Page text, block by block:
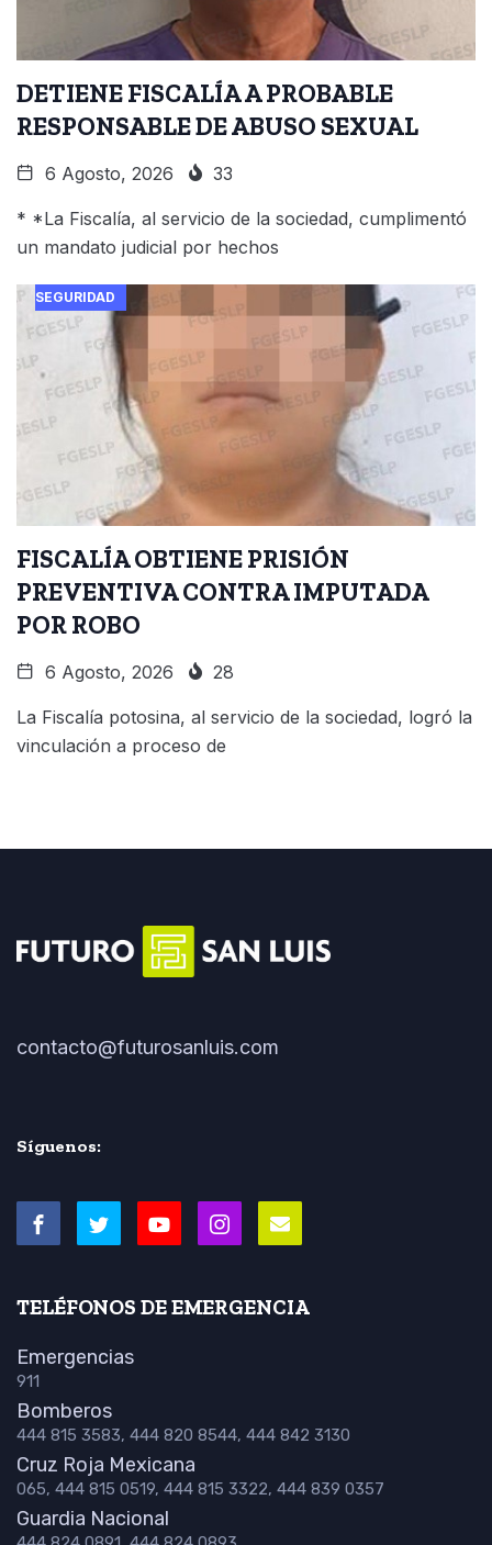
DETIENE FISCALÍA A PROBABLE
RESPONSABLE DE ABUSO SEXUAL
6 Agosto, 2026 33
* *La Fiscalía, al servicio de la sociedad, cumplimentó
un mandato judicial por hechos
SEGURIDAD
FISCALÍA OBTIENE PRISIÓN
PREVENTIVA CONTRA IMPUTADA
POR ROBO
6 Agosto, 2026 28
La Fiscalía potosina, al servicio de la sociedad, logró la
vinculación a proceso de
contacto@futurosanluis.com
Síguenos:
TELÉFONOS DE EMERGENCIA
Emergencias
911
Bomberos
444 815 3583, 444 820 8544, 444 842 3130
Cruz Roja Mexicana
065, 444 815 0519, 444 815 3322, 444 839 0357
Guardia Nacional